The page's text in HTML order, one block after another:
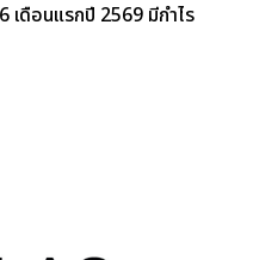
เดือนแรกปี 2569 มีกำไร